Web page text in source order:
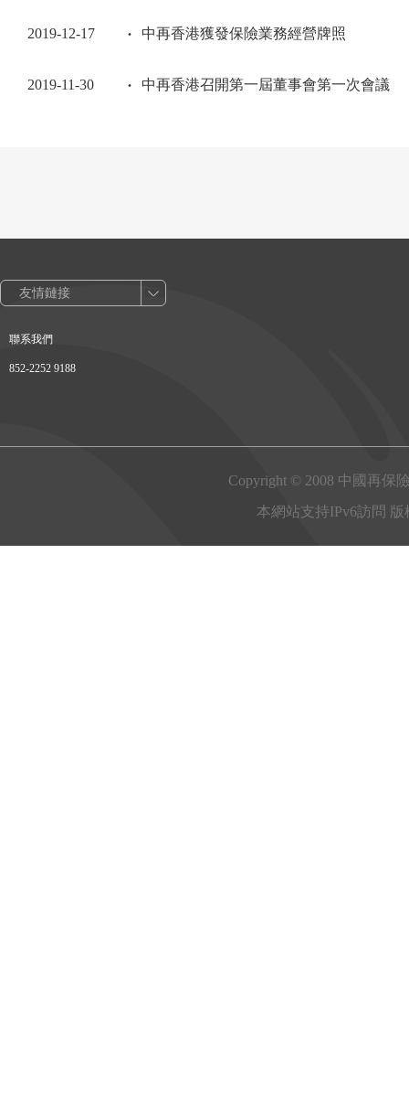
2019-12-17 中再香港獲發保險業務經營牌照
2019-11-30 中再香港召開第一屆董事會第一次會議
友情鏈接
聯系我們
852-2252 9188
Copyright © 2008 中國再保
本網站支持IPv6訪問 版